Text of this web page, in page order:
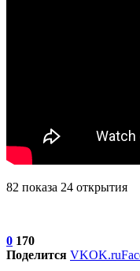
82 показа 24 открытия
0 170
Поделится VKOK.ru